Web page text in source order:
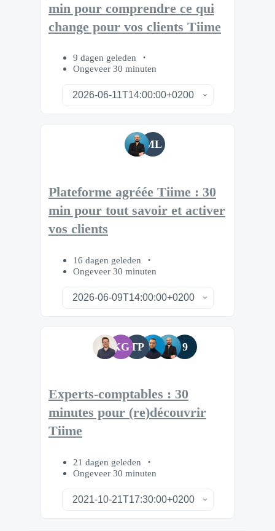
min pour comprendre ce qui
change pour vos clients Tiime
9 dagen geleden
Ongeveer 30 minuten
ML
Plateforme agréée Tiime : 30
min pour tout savoir et activer
vos clients
16 dagen geleden
Ongeveer 30 minuten
KG TP 9
Experts-comptables : 30
minutes pour (re)découvrir
Tiime
21 dagen geleden
Ongeveer 30 minuten